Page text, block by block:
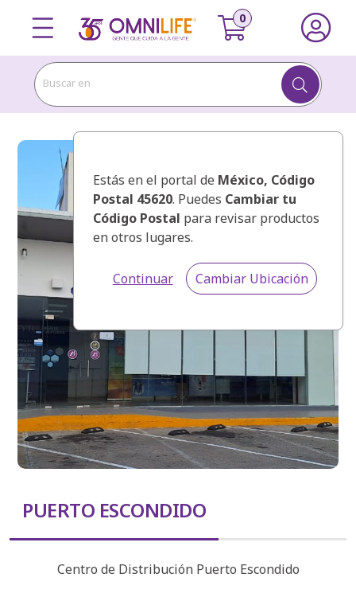
Buscar en
Estás en el portal de México, Código
Postal 45620. Puedes Cambiar tu
Código Postal para revisar productos
en otros lugares.
Continuar Cambiar Ubicación
PUERTO ESCONDIDO
Centro de Distribución Puerto Escondido